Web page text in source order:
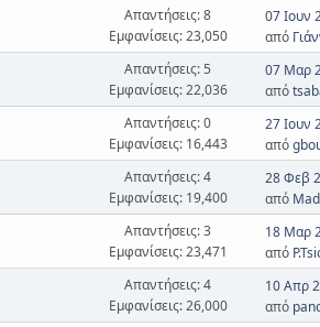
Απαντήσεις: 8
Εμφανίσεις: 23,050
07 Ιουν
από
Απαντήσεις: 5
Εμφανίσεις: 22,036
07 Μαρ
από
Απαντήσεις: 0
Εμφανίσεις: 16,443
27 Ιουν
από
Απαντήσεις: 4
Εμφανίσεις: 19,400
28 Φεβ
από
Απαντήσεις: 3
Εμφανίσεις: 23,471
18 Μαρ
από
Απαντήσεις: 4
Εμφανίσεις: 26,000
10 Απρ
από